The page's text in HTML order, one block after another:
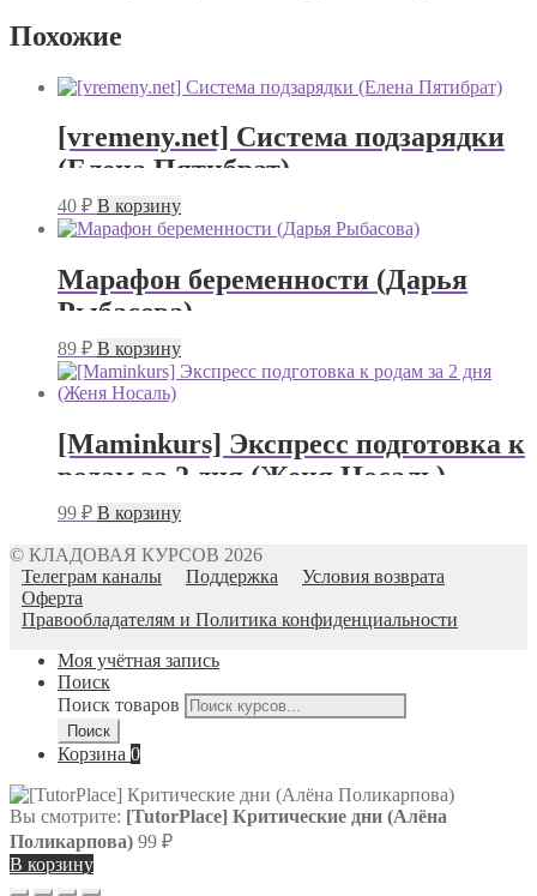
Похожие
[vremeny.net] Система подзарядки
(Елена Пятибрат)
40 ₽ В корзину
Марафон беременности (Дарья
Рыбасова)
89 ₽ В корзину
[Maminkurs] Экспресс подготовка к
родам за 2 дня (Женя Носаль)
99 ₽ В корзину
© КЛАДОВАЯ КУРСОВ 2026
Телеграм каналы
Поддержка
Условия возврата
Оферта
Правообладателям и Политика конфиденциальности
Моя учётная запись
Поиск
Поиск товаров
Поиск
Корзина 0
Вы смотрите: [TutorPlace] Критические дни (Алёна
Поликарпова) 99 ₽
В корзину